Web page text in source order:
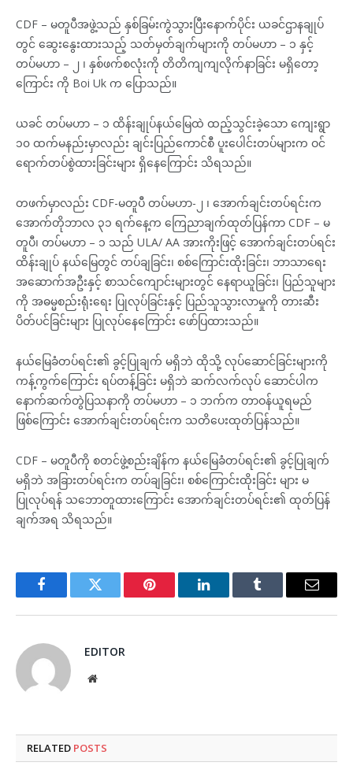
CDF – မတူပီအဖွဲ့သည် နှစ်ခြမ်းကွဲသွားပြီးနောက်ပိုင်း ယခင်ဌာနချုပ်
တွင် ဆွေးနွေးထားသည့် သတ်မှတ်ချက်များကို တပ်မဟာ – ၁ နှင့်
တပ်မဟာ – ၂ ၊ နှစ်ဖက်စလုံးကို တိတိကျကျလိုက်နာခြင်း မရှိတော့
ကြောင်း ကို Boi Uk က ပြောသည်။
ယခင် တပ်မဟာ – ၁ ထိန်းချုပ်နယ်မြေထဲ ထည့်သွင်းခဲ့သော ကျေးရွာ
၁၀ ထက်မနည်းမှာလည်း ချင်းပြည်ကောင်စီ ပူးပေါင်းတပ်များက ဝင်
ရောက်တပ်စွဲထားခြင်းများ ရှိနေကြောင်း သိရသည်။
တဖက်မှာလည်း CDF-မတူပီ တပ်မဟာ-၂ ၊ အောက်ချင်းတပ်ရင်းက
အောက်တိုဘာလ ၃၁ ရက်နေ့က ကြေညာချက်ထုတ်ပြန်ကာ CDF – မ
တူပီ၊ တပ်မဟာ – ၁ သည် ULA/ AA အားကိုးဖြင့် အောက်ချင်းတပ်ရင်း
ထိန်းချုပ် နယ်မြေတွင် တပ်ချခြင်း၊ စစ်ကြောင်းထိုးခြင်း၊ ဘာသာရေး
အဆောက်အဦးနှင့် စာသင်ကျောင်းများတွင် နေရာယူခြင်း၊ ပြည်သူများ
ကို အဓမ္မစည်းရုံးရေး ပြုလုပ်ခြင်းနှင့် ပြည်သူသွားလာမှုကို တားဆီး
ပိတ်ပင်ခြင်းများ ပြုလုပ်နေကြောင်း ဖော်ပြထားသည်။
နယ်မြေခံတပ်ရင်း၏ ခွင့်ပြုချက် မရှိဘဲ ထိုသို့ လုပ်ဆောင်ခြင်းများကို
ကန့်ကွက်ကြောင်း ရပ်တန့်ခြင်း မရှိဘဲ ဆက်လက်လုပ် ဆောင်ပါက
နောက်ဆက်တွဲပြသနာကို တပ်မဟာ – ၁ ဘက်က တာဝန်ယူရမည်
ဖြစ်ကြောင်း အောက်ချင်းတပ်ရင်းက သတိပေးထုတ်ပြန်သည်။
CDF – မတူပီကို စတင်ဖွဲ့စည်းချိန်က နယ်မြေခံတပ်ရင်း၏ ခွင့်ပြုချက်
မရှိဘဲ အခြားတပ်ရင်းက တပ်ချခြင်း၊ စစ်ကြောင်းထိုးခြင်း များ မ
ပြုလုပ်ရန် သဘောတူထားကြောင်း အောက်ချင်းတပ်ရင်း၏ ထုတ်ပြန်
ချက်အရ သိရသည်။
FacebookTwitter Pinterest LinkedInTumblr Email
EDITOR
Website
RELATED POSTS